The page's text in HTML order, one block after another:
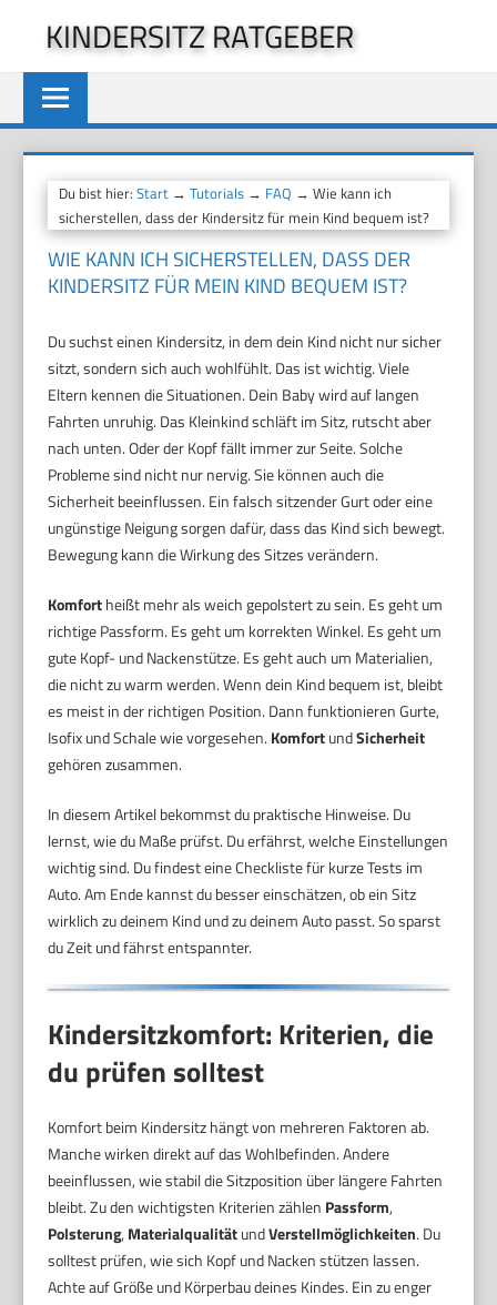
springen
KINDERSITZ RATGEBER
Du bist hier:Start →Tutorials → FAQ → Wie kann ich
sicherstellen, dass der Kindersitz für mein Kind bequem ist?
WIE KANN ICH SICHERSTELLEN, DASS DER
KINDERSITZ FÜR MEIN KIND BEQUEM IST?
Du suchst einen Kindersitz, in dem dein Kind nicht nur sicher
sitzt, sondern sich auch wohlfühlt. Das ist wichtig. Viele
Eltern kennen die Situationen. Dein Baby wird auf langen
Fahrten unruhig. Das Kleinkind schläft im Sitz, rutscht aber
nach unten. Oder der Kopf fällt immer zur Seite. Solche
Probleme sind nicht nur nervig. Sie können auch die
Sicherheit beeinflussen. Ein falsch sitzender Gurt oder eine
ungünstige Neigung sorgen dafür, dass das Kind sich bewegt.
Bewegung kann die Wirkung des Sitzes verändern.
Komfortheißt mehr als weich gepolstert zu sein. Es geht um
richtige Passform. Es geht um korrekten Winkel. Es geht um
gute Kopf- und Nackenstütze. Es geht auch um Materialien,
die nicht zu warm werden. Wenn dein Kind bequem ist, bleibt
es meist in der richtigen Position. Dann funktionieren Gurte,
Isofix und Schale wie vorgesehen. KomfortundSicherheit
gehören zusammen.
In diesem Artikel bekommst du praktische Hinweise. Du
lernst, wie du Maße prüfst. Du erfährst, welche Einstellungen
wichtig sind. Du findest eine Checkliste für kurze Tests im
Auto. Am Ende kannst du besser einschätzen, ob ein Sitz
wirklich zu deinem Kind und zu deinem Auto passt. So sparst
du Zeit und fährst entspannter.
Kindersitzkomfort: Kriterien, die
du prüfen solltest
Komfort beim Kindersitz hängt von mehreren Faktoren ab.
Manche wirken direkt auf das Wohlbefinden. Andere
beeinflussen, wie stabil die Sitzposition über längere Fahrten
bleibt. Zu den wichtigsten Kriterien zählen Passform,
Polsterung, MaterialqualitätundVerstellmöglichkeiten. Du
solltest prüfen, wie sich Kopf und Nacken stützen lassen.
Achte auf Größe und Körperbau deines Kindes. Ein zu enger